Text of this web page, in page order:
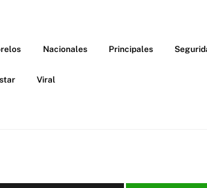
Nacionales Principales
Viral